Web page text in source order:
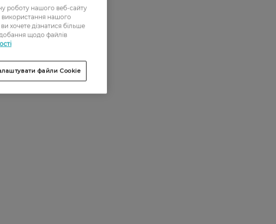
роботу нашого веб-сайту
нашого
хочете дізнатися більше
щодо файлів
файли Cookie